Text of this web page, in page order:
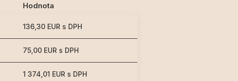
Hodnota
136,30 EUR s DPH
75,00 EUR s DPH
1 374,01 EUR s DPH